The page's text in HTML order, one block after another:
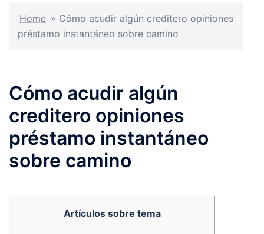
Home » Cómo acudir algún creditero opiniones
préstamo instantáneo sobre camino
Cómo acudir algún
creditero opiniones
préstamo instantáneo
sobre camino
Artículos sobre tema